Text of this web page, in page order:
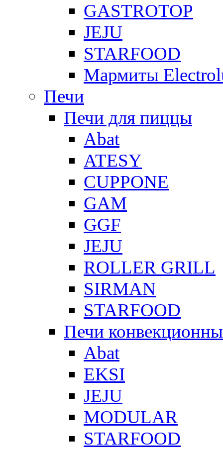
GASTROTOP
JEJU
STARFOOD
Мармиты
Печи
Печи для пиццы
Abat
ATESY
CUPPONE
GAM
GGF
JEJU
ROLLER GRILL
SIRMAN
STARFOOD
Печи
Abat
EKSI
JEJU
MODULAR
STARFOOD